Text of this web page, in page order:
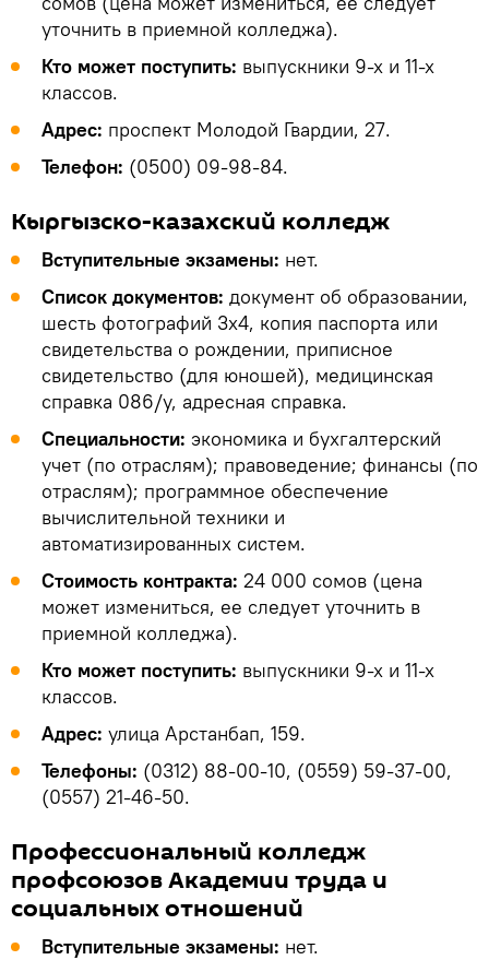
уточнить в приемной колледжа).
Кто может поступить: выпускники 9-х и 11-х
классов.
Адрес: проспект Молодой Гвардии, 27.
Телефон: (0500) 09-98-84.
Кыргызско-казахский колледж
Вступительные экзамены: нет.
Список документов: документ об образовании,
шесть фотографий 3х4, копия паспорта или
свидетельства о рождении, приписное
свидетельство (для юношей), медицинская
справка 086/у, адресная справка.
Специальности: экономика и бухгалтерский
учет (по отраслям); правоведение; финансы (по
отраслям); программное обеспечение
вычислительной техники и
автоматизированных систем.
Стоимость контракта: 24 000 сомов (цена
может измениться, ее следует уточнить в
приемной колледжа).
Кто может поступить: выпускники 9-х и 11-х
классов.
Адрес: улица Арстанбап, 159.
Телефоны: (0312) 88-00-10, (0559) 59-37-00,
(0557) 21-46-50.
Профессиональный колледж
профсоюзов Академии труда и
социальных отношений
Вступительные экзамены: нет.